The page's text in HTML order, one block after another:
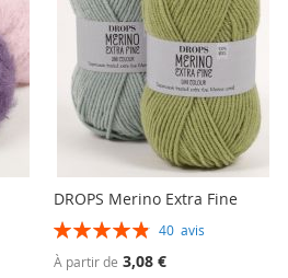
DROPS Merino Extra Fine
Évaluation:
40 avis
À partir de 3,08 €